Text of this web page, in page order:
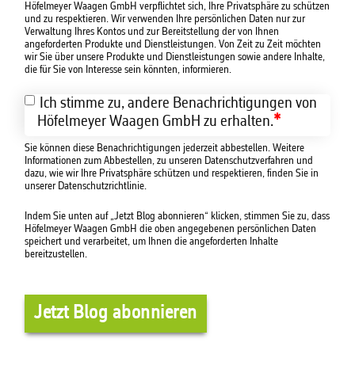
Höfelmeyer Waagen GmbH verpflichtet sich, Ihre Privatsphäre zu schützen
und zu respektieren. Wir verwenden Ihre persönlichen Daten nur zur
Verwaltung Ihres Kontos und zur Bereitstellung der von Ihnen
angeforderten Produkte und Dienstleistungen. Von Zeit zu Zeit möchten
wir Sie über unsere Produkte und Dienstleistungen sowie andere Inhalte,
die für Sie von Interesse sein könnten, informieren.
Ich stimme zu, andere Benachrichtigungen von
Höfelmeyer Waagen GmbH zu erhalten.*
Sie können diese Benachrichtigungen jederzeit abbestellen. Weitere
Informationen zum Abbestellen, zu unseren Datenschutzverfahren und
dazu, wie wir Ihre Privatsphäre schützen und respektieren, finden Sie in
unserer Datenschutzrichtlinie.
Indem Sie unten auf „Jetzt Blog abonnieren“ klicken, stimmen Sie zu, dass
Höfelmeyer Waagen GmbH die oben angegebenen persönlichen Daten
speichert und verarbeitet, um Ihnen die angeforderten Inhalte
bereitzustellen.